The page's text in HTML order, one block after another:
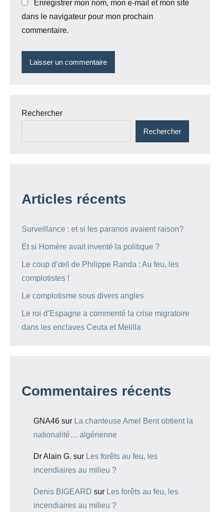
Enregistrer mon nom, mon e-mail et mon site
dans le navigateur pour mon prochain
commentaire.
Rechercher
Rechercher
Articles récents
Surveillance : et si les paranos avaient raison?
Et si Homère avait inventé la politique ?
Le coup d’œil de Philippe Randa : Au feu, les
complotistes !
Le complotisme sous divers angles
Le roi d’Espagne a commenté la crise migratoire
dans les enclaves Ceuta et Melilla
Commentaires récents
GNA46 sur La chanteuse Amel Bent obtient la
nationalité… algérienne
Dr Alain G. sur Les forêts au feu, les
incendiaires au milieu ?
Denis BIGEARD sur Les forêts au feu, les
incendiaires au milieu ?